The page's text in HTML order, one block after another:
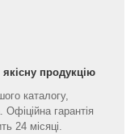
продукцію
каталогу,
гарантія
24 місяці.